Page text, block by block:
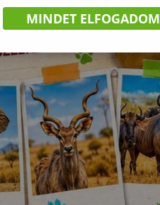
MINDET ELFOGADOM